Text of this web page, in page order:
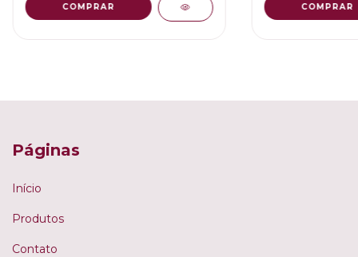
COMPRAR
Páginas
Início
Produtos
Contato